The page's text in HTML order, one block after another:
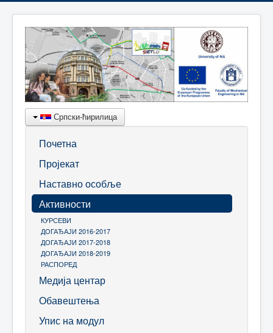
Српски-ћирилица
Почетна
Пројекат
Наставно особље
Активности
КУРСЕВИ
ДОГАЂАЈИ 2016-2017
ДОГАЂАЈИ 2017-2018
ДОГАЂАЈИ 2018-2019
РАСПОРЕД
Медија центар
Обавештења
Упис на модул